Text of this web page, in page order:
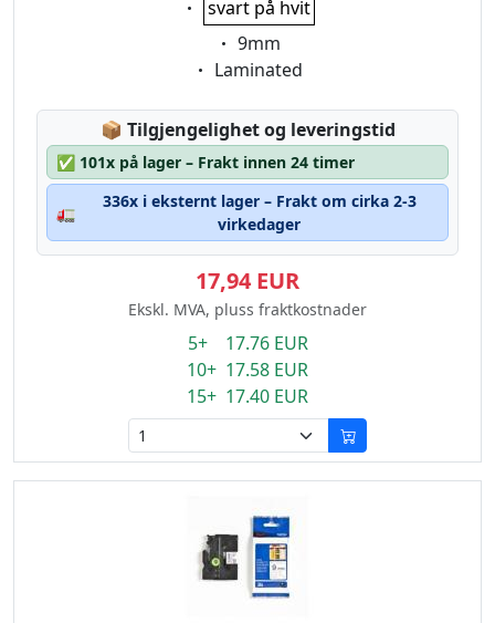
svart på hvit
Eigenschaft:
9mm
Eigenschaft:
Laminated
📦 Lagerstatus:
Tilgjengelighet og leveringstid
✅ 101x på lager – Frakt innen 24 timer
🚛
336x i eksternt lager – Frakt om cirka 2-3
virkedager
17,94 EUR
Ekskl. MVA, pluss fraktkostnader
5+ 17.76 EUR
10+ 17.58 EUR
15+ 17.40 EUR